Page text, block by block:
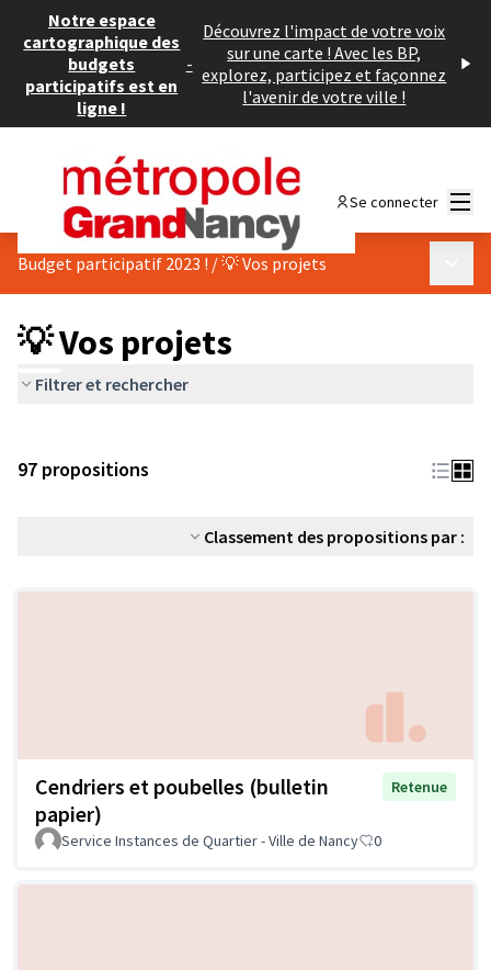
Notre espace
cartographique des
budgets
participatifs est en
ligne !
-
Découvrez l'impact de votre voix
sur une carte ! Avec les BP,
explorez, participez et façonnez
l'avenir de votre ville !
Se connecter
Budget participatif 2023 ! /💡 Vos projets
💡 Vos projets
Filtrer et rechercher
97 propositions
Classement des propositions par :
Cendriers et poubelles (bulletin
papier)
Retenue
Service Instances de Quartier - Ville de Nancy 0